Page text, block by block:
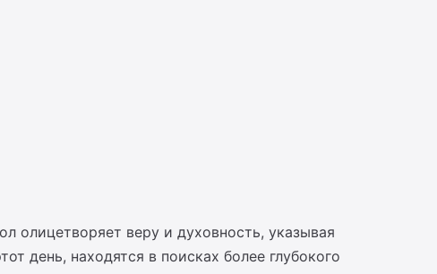
олицетворяет веру и духовность, указывая
день, находятся в поисках более глубокого